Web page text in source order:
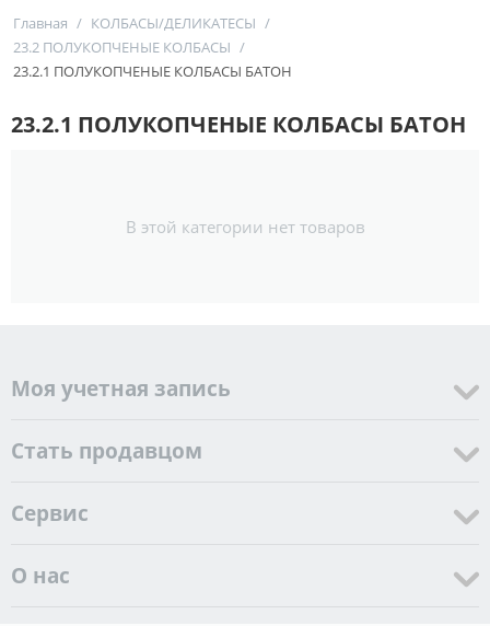
Главная / КОЛБАСЫ/ДЕЛИКАТЕСЫ /
23.2 ПОЛУКОПЧЕНЫЕ КОЛБАСЫ /
23.2.1 ПОЛУКОПЧЕНЫЕ КОЛБАСЫ БАТОН
23.2.1 ПОЛУКОПЧЕНЫЕ КОЛБАСЫ БАТОН
В этой категории нет товаров
Моя учетная запись
Стать продавцом
Cервис
О нас